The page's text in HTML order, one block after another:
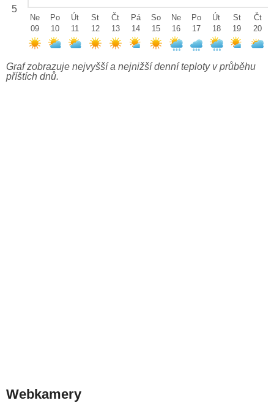
5
Ne
09
Po
10
Út
11
St
12
Čt
13
Pá
14
So
15
Ne
16
Po
17
Út
18
St
19
Čt
20
Graf zobrazuje nejvyšší a nejnižší denní teploty v průběhu
příštích dnů.
Webkamery